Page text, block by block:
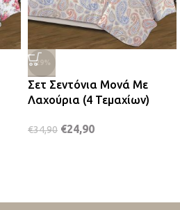
-29%
Σετ Σεντόνια Μονά Με
Λαχούρια (4 Τεμαχίων)
€34,90 €24,90